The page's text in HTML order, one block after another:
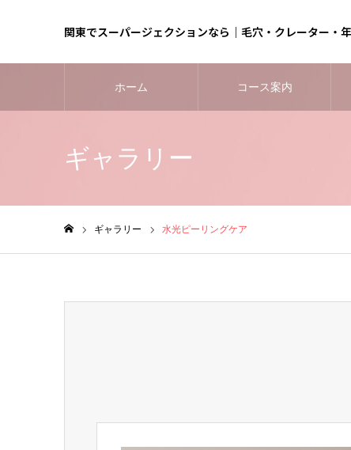
関東でスーパージェクションなら｜毛穴・クレーター・
ホーム コース案内
ギャラリー
ギャラリー 水光ピーリングケア